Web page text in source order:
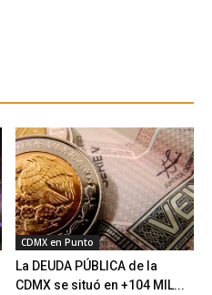
CDMX en Punto
La DEUDA PÚBLICA de la
CDMX se situó en +104 MIL...